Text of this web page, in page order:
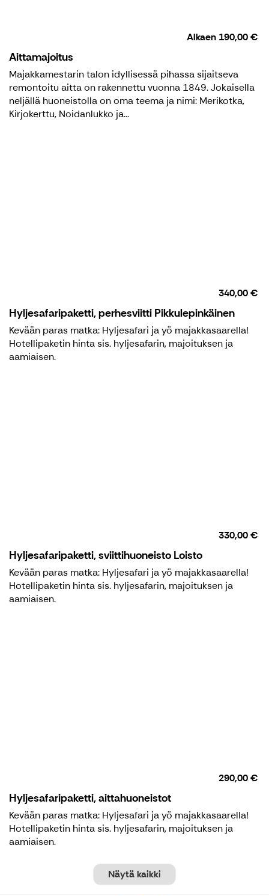
Alkaen 190,00 €
Aittamajoitus
Majakkamestarin talon idyllisessä pihassa sijaitseva
remontoitu aitta on rakennettu vuonna 1849. Jokaisella
neljällä huoneistolla on oma teema ja nimi: Merikotka,
Kirjokerttu, Noidanlukko ja...
340,00 €
Hyljesafaripaketti, perhesviitti Pikkulepinkäinen
Kevään paras matka: Hyljesafari ja yö majakkasaarella!
Hotellipaketin hinta sis. hyljesafarin, majoituksen ja
aamiaisen.
330,00 €
Hyljesafaripaketti, sviittihuoneisto Loisto
Kevään paras matka: Hyljesafari ja yö majakkasaarella!
Hotellipaketin hinta sis. hyljesafarin, majoituksen ja
aamiaisen.
290,00 €
Hyljesafaripaketti, aittahuoneistot
Kevään paras matka: Hyljesafari ja yö majakkasaarella!
Hotellipaketin hinta sis. hyljesafarin, majoituksen ja
aamiaisen.
Näytä kaikki